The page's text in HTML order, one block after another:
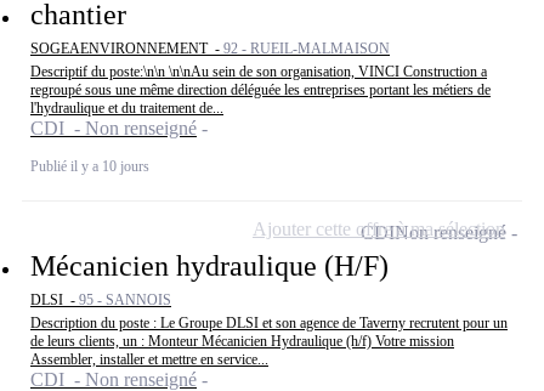
chantier
SOGEAENVIRONNEMENT - 92 - RUEIL-MALMAISON
Descriptif du poste:\n\n \n\nAu sein de son organisation, VINCI Construction a
regroupé sous une même direction déléguée les entreprises portant les métiers de
l'hydraulique et du traitement de...
CDI - Non renseigné
Publié il y a 10 jours
Mécanicien hydraulique (H/F)
DLSI - 95 - SANNOIS
Description du poste : Le Groupe DLSI et son agence de Taverny recrutent pour un
de leurs clients, un : Monteur Mécanicien Hydraulique (h/f) Votre mission
Assembler, installer et mettre en service...
CDI - Non renseigné
CDINon renseigné
Ajouter cette offre à ma sélection